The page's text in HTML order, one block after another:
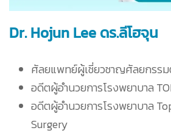
Dr. Hojun Lee ดร.ลีโฮจุน
ศัลยแพทย์ผู้เชี่ยวชาญศัลยกรร
อดีตผู้อำนวยการโรงพยาบาล
อดีตผู้อำนวยการโรงพยาบาล
Surgery